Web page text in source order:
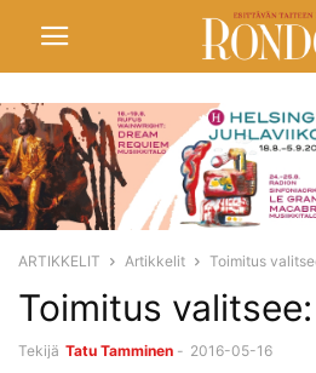
ARTIKKELIT Artikkelit Toimitus
Toimitus
Tekijä Tatu Tamminen - 2016-05-16